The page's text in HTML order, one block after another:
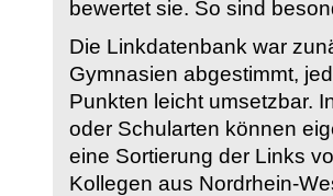
bewertet sie. So sind
Die Linkdatenbank war
Gymnasien abgestimmt,
Punkten leicht umsetzbar.
oder Schularten können
eine Sortierung der Links
Kollegen aus Nordrhein-